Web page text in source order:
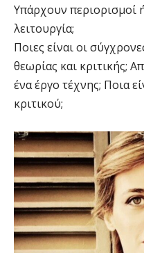
Υπάρχουν περιορισμοί
λειτουργία;
Ποιες είναι οι
θεωρίας και κριτικής;
ένα έργο τέχνης; Ποια
κριτικού;